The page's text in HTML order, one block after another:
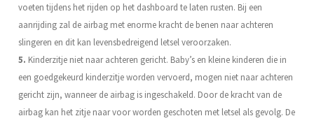
voeten tijdens het rijden op het dashboard te laten rusten. Bij een
aanrijding zal de airbag met enorme kracht de benen naar achteren
slingeren en dit kan levensbedreigend letsel veroorzaken.
5. Kinderzitje niet naar achteren gericht. Baby’s en kleine kinderen die in
een goedgekeurd kinderzitje worden vervoerd, mogen niet naar achteren
gericht zijn, wanneer de airbag is ingeschakeld. Door de kracht van de
airbag kan het zitje naar voor worden geschoten met letsel als gevolg. De